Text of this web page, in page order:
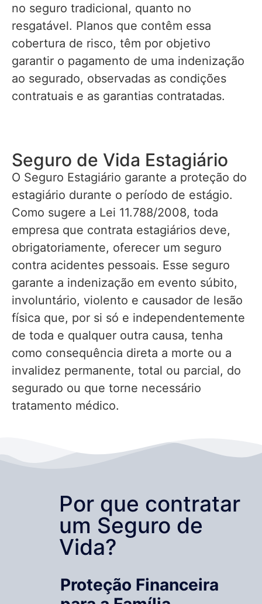
no seguro tradicional, quanto no
resgatável. Planos que contêm essa
cobertura de risco, têm por objetivo
garantir o pagamento de uma indenização
ao segurado, observadas as condições
contratuais e as garantias contratadas.
Seguro de Vida Estagiário
O Seguro Estagiário garante a proteção do
estagiário durante o período de estágio.
Como sugere a Lei 11.788/2008, toda
empresa que contrata estagiários deve,
obrigatoriamente, oferecer um seguro
contra acidentes pessoais. Esse seguro
garante a indenização em evento súbito,
involuntário, violento e causador de lesão
física que, por si só e independentemente
de toda e qualquer outra causa, tenha
como consequência direta a morte ou a
invalidez permanente, total ou parcial, do
segurado ou que torne necessário
tratamento médico.
Por que contratar
um Seguro de
Vida?
Proteção Financeira